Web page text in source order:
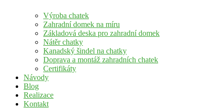
Výroba chatek
Zahradní domek na míru
Základová deska pro zahradní domek
Nátěr chatky
Kanadský šindel na chatky
Doprava a montáž zahradních chatek
Certifikáty
Návody
Blog
Realizace
Kontakt